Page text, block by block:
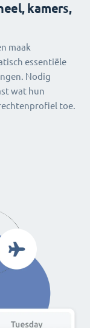
kamers,
maak
essentiële
Nodig
wat hun
toe.